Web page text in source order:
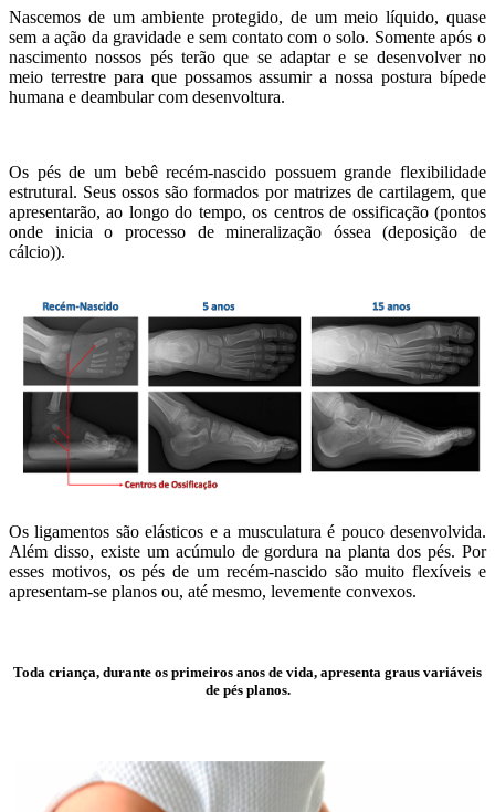
Nascemos de um ambiente protegido, de um meio líquido, quase
sem a ação da gravidade e sem contato com o solo. Somente após o
nascimento nossos pés terão que se adaptar e se desenvolver no
meio terrestre para que possamos assumir a nossa postura bípede
humana e deambular com desenvoltura.
Os pés de um bebê recém-nascido possuem grande flexibilidade
estrutural. Seus ossos são formados por matrizes de cartilagem, que
apresentarão, ao longo do tempo, os centros de ossificação (pontos
onde inicia o processo de mineralização óssea (deposição de
cálcio)).
Os ligamentos são elásticos e a musculatura é pouco desenvolvida.
Além disso, existe um acúmulo de gordura na planta dos pés. Por
esses motivos, os pés de um recém-nascido são muito flexíveis e
apresentam-se planos ou, até mesmo, levemente convexos.
Toda criança, durante os primeiros anos de vida, apresenta graus variáveis
de pés planos.